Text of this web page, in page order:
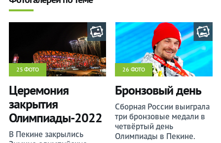
25 ФОТО
Церемония
закрытия
Олимпиады-2022
В Пекине закрылись
26 ФОТО
Бронзовый день
Сборная России выиграла
три бронзовые медали в
четвёртый день
Олимпиады в Пекине.